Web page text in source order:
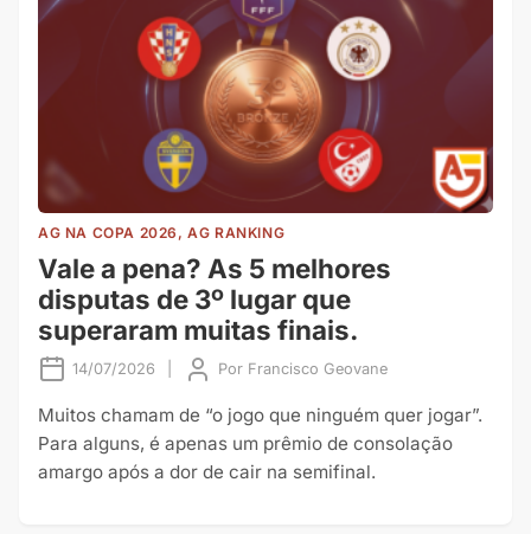
AG NA COPA 2026, AG RANKING
Vale a pena? As 5 melhores
disputas de 3º lugar que
superaram muitas finais.
14/07/2026 Por Francisco Geovane
Muitos chamam de “o jogo que ninguém quer jogar”.
Para alguns, é apenas um prêmio de consolação
amargo após a dor de cair na semifinal.